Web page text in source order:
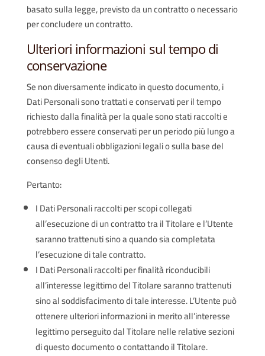
basato sulla legge, previsto da un contratto o necessario
per concludere un contratto.
Ulteriori informazioni sul tempo di
conservazione
Se non diversamente indicato in questo documento, i
Dati Personali sono trattati e conservati per il tempo
richiesto dalla finalità per la quale sono stati raccolti e
potrebbero essere conservati per un periodo più lungo a
causa di eventuali obbligazioni legali o sulla base del
consenso degli Utenti.
Pertanto:
I Dati Personali raccolti per scopi collegati
all’esecuzione di un contratto tra il Titolare e l’Utente
saranno trattenuti sino a quando sia completata
l’esecuzione di tale contratto.
I Dati Personali raccolti per finalità riconducibili
all’interesse legittimo del Titolare saranno trattenuti
sino al soddisfacimento di tale interesse. L’Utente può
ottenere ulteriori informazioni in merito all’interesse
legittimo perseguito dal Titolare nelle relative sezioni
di questo documento o contattando il Titolare.